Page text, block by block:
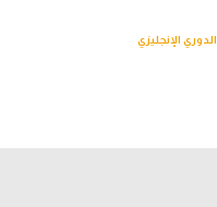
الدوري الإنجليزي